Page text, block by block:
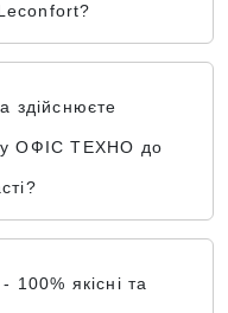
здійснюєте
ОФІС ТЕХНО до
якісні та